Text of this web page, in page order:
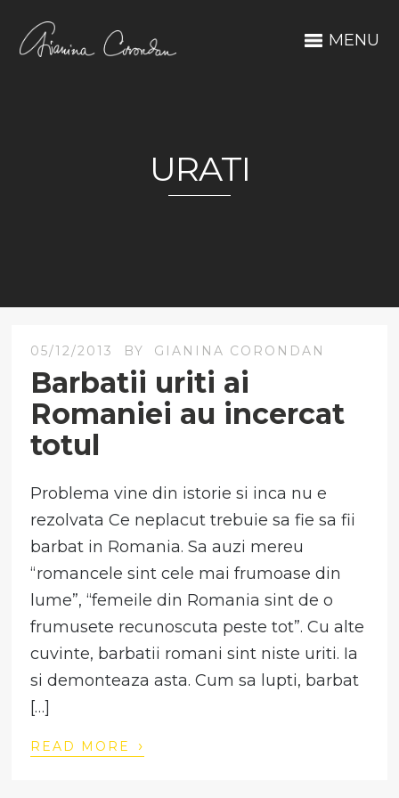
MENU
URATI
05/12/2013 BY GIANINA CORONDAN
Barbatii uriti ai
Romaniei au incercat
totul
Problema vine din istorie si inca nu e
rezolvata Ce neplacut trebuie sa fie sa fii
barbat in Romania. Sa auzi mereu
“romancele sint cele mai frumoase din
lume”, “femeile din Romania sint de o
frumusete recunoscuta peste tot”. Cu alte
cuvinte, barbatii romani sint niste uriti. Ia
si demonteaza asta. Cum sa lupti, barbat
[…]
READ MORE ›